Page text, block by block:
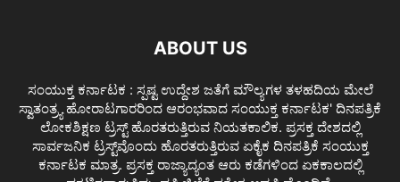
ABOUT US
ಸಂಯುಕ್ತ ಕರ್ನಾಟಕ : ಸ್ಪಷ್ಟ ಉದ್ದೇಶ ಜತೆಗೆ ಮೌಲ್ಯಗಳ ತಳಹದಿಯ ಮೇಲೆ
ಸ್ವಾತಂತ್ರ್ಯ ಹೋರಾಟಗಾರರಿಂದ ಆರಂಭವಾದ ಸಂಯುಕ್ತ ಕರ್ನಾಟಕ' ದಿನಪತ್ರಿಕೆ
ಲೋಕಶಿಕ್ಷಣ ಟ್ರಸ್ಟ್ ಹೊರತರುತ್ತಿರುವ ನಿಯತಕಾಲಿಕ. ಪ್ರಸಕ್ತ ದೇಶದಲ್ಲಿ
ಸಾರ್ವಜನಿಕ ಟ್ರಸ್ಟ್‌ವೊಂದು ಹೊರತರುತ್ತಿರುವ ಏಕೈಕ ದಿನಪತ್ರಿಕೆ ಸಂಯುಕ್ತ
ಕರ್ನಾಟಕ ಮಾತ್ರ. ಪ್ರಸಕ್ತ ರಾಜ್ಯಾದ್ಯಂತ ಆರು ಕಡೆಗಳಿಂದ ಏಕಕಾಲದಲ್ಲಿ